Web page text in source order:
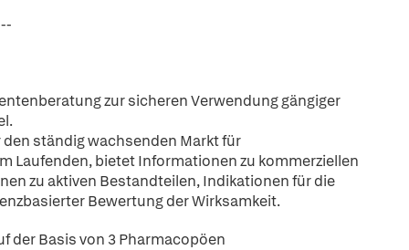
zur sicheren Verwendung gängiger
ständig wachsenden Markt für
Laufenden, bietet Informationen zu kommerziellen
zu aktiven Bestandteilen, Indikationen für die
Bewertung der Wirksamkeit.
der Basis von 3 Pharmacopöen